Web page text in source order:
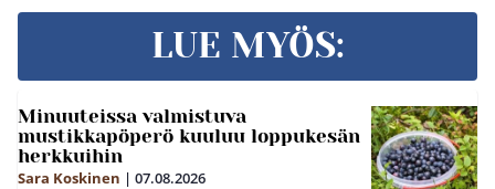
LUE MYÖS:
Minuuteissa valmistuva
mustikkapöperö kuuluu loppukesän
herkkuihin
Sara Koskinen | 07.08.2026